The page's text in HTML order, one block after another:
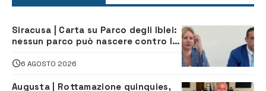
Siracusa | Carta su Parco degli Iblei:
nessun parco può nascere contro le
6 AGOSTO 2026
Augusta | Rottamazione quinquies,